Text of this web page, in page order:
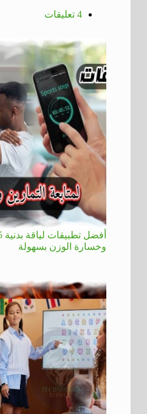
4 تعليقات
وخسارة الوزن بسهولة